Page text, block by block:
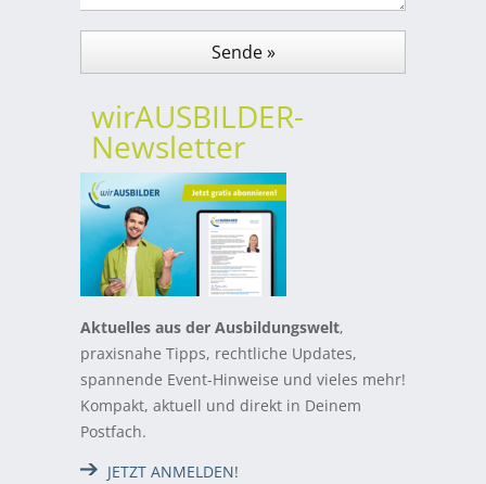
wirAUSBILDER-
Newsletter
Aktuelles aus der Ausbildungswelt,
praxisnahe Tipps, rechtliche Updates,
spannende Event-Hinweise und vieles mehr!
Kompakt, aktuell und direkt in Deinem
Postfach.
JETZT ANMELDEN!